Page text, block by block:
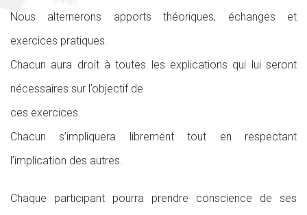
Nous alternerons apports théoriques, échanges et
exercices pratiques.
Chacun aura droit à toutes les explications qui lui seront
nécessaires sur l’objectif de
ces exercices.
Chacun s’impliquera librement tout en respectant
l’implication des autres.
Chaque participant pourra prendre conscience de ses